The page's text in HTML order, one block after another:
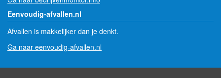
Eenvoudig-afvallen.nl
Afvallen is makkelijker dan je denkt.
Ga naar eenvoudig-afvallen.nl